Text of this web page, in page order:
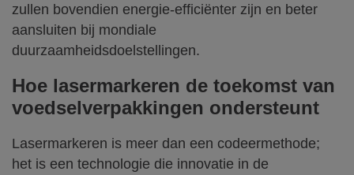
zullen bovendien energie-efficiënter zijn en beter
aansluiten bij mondiale
duurzaamheidsdoelstellingen.
Hoe lasermarkeren de toekomst van
voedselverpakkingen ondersteunt
Lasermarkeren is meer dan een codeermethode;
het is een technologie die innovatie in de